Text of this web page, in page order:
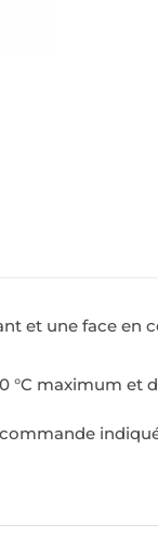
et une face en
maximum et